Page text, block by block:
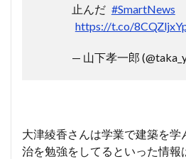
止んだ #SmartNews
https://t.co/
— 山下孝一郎
大津綾香さんは学業で建築を学
治を勉強をしてるといった情報